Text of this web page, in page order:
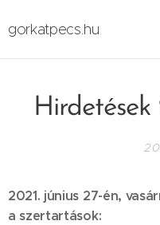
gorkatpecs.hu
Hirdetések
2021. június 27-én,
a szertartások: